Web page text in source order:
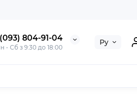
804-91-04
- Сб з 9:30 до 18:00
Ру